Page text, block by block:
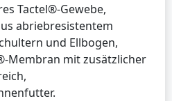
Tactel®-Gewebe,
abriebresistentem
und Ellbogen,
Membran mit zusätzlicher